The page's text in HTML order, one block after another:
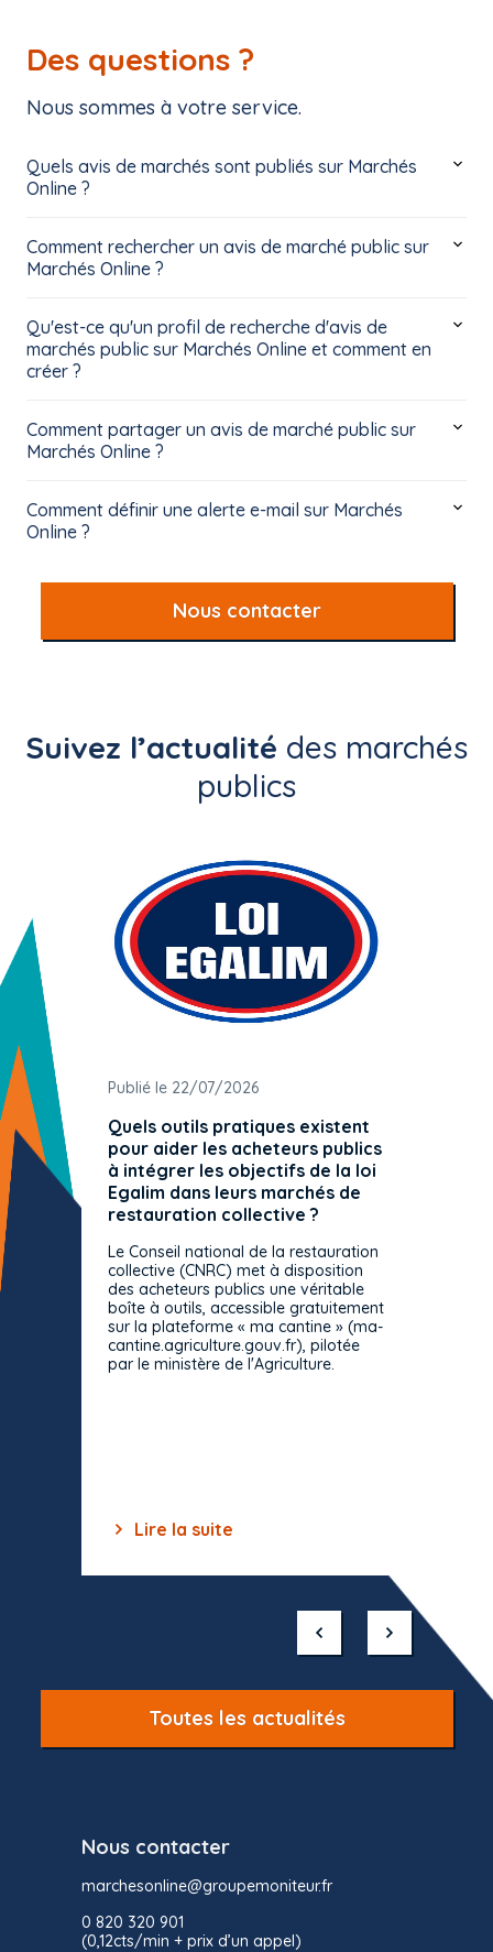
Des questions ?
Nous sommes à votre service.
Quels avis de marchés sont publiés sur Marchés
Online ?
Comment rechercher un avis de marché public sur
Marchés Online ?
Qu'est-ce qu'un profil de recherche d'avis de
marchés public sur Marchés Online et comment en
créer ?
Comment partager un avis de marché public sur
Marchés Online ?
Comment définir une alerte e-mail sur Marchés
Online ?
Nous contacter
Suivez l’actualité des marchés
publics
Publié le 22/07/2026
Quels outils pratiques existent
pour aider les acheteurs publics
à intégrer les objectifs de la loi
Egalim dans leurs marchés de
restauration collective ?
Le Conseil national de la restauration
collective (CNRC) met à disposition
des acheteurs publics une véritable
boîte à outils, accessible gratuitement
sur la plateforme « ma cantine » (ma-
cantine.agriculture.gouv.fr), pilotée
par le ministère de l'Agriculture.
Lire la suite
Toutes les actualités
Nous contacter
marchesonline@groupemoniteur.fr
0 820 320 901
(0,12cts/min + prix d’un appel)